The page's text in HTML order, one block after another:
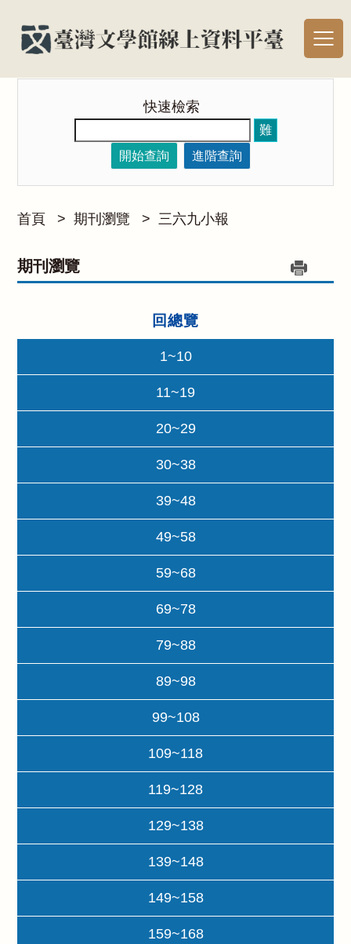
快速檢索
難
開始查詢
進階查詢
首頁 > 期刊瀏覽 > 三六九小報
期刊瀏覽
回總覽
1~10
11~19
20~29
30~38
39~48
49~58
59~68
69~78
79~88
89~98
99~108
109~118
119~128
129~138
139~148
149~158
159~168